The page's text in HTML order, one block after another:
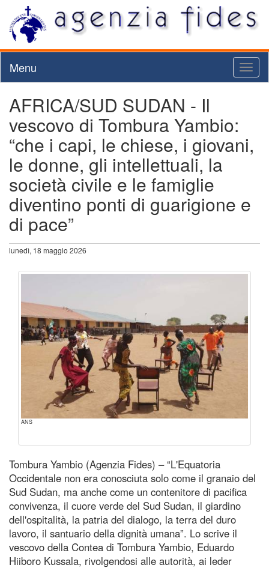
Menu
AFRICA/SUD SUDAN - Il
vescovo di Tombura Yambio:
“che i capi, le chiese, i giovani,
le donne, gli intellettuali, la
società civile e le famiglie
diventino ponti di guarigione e
di pace”
lunedì, 18 maggio 2026
ANS
Tombura Yambio (Agenzia Fides) – “L'Equatoria
Occidentale non era conosciuta solo come il granaio del
Sud Sudan, ma anche come un contenitore di pacifica
convivenza, il cuore verde del Sud Sudan, il giardino
dell'ospitalità, la patria del dialogo, la terra del duro
lavoro, il santuario della dignità umana”. Lo scrive il
vescovo della Contea di Tombura Yambio, Eduardo
Hiiboro Kussala, rivolgendosi alle autorità, ai leder